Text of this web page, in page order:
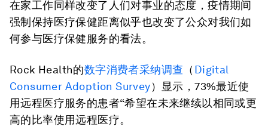
在家工作同样改变了人们对事业的态度，疫情期间
强制保持医疗保健距离似乎也改变了公众对我们如
何参与医疗保健服务的看法。
Rock Health的数字消费者采纳调查 （ Digital
Consumer Adoption Survey）显示，73%最近使
用远程医疗服务的患者“希望在未来继续以相同或更
高的比率使用远程医疗。